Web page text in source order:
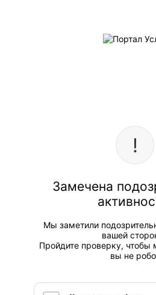
Замечена
Мы заметили
вашей
Пройдите проверку, чтобы
вы не